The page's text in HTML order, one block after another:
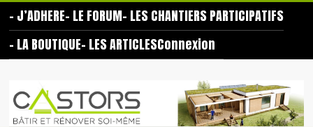
content
– J’ADHERE– LE FORUM– LES CHANTIERS PARTICIPATIFS
– LA BOUTIQUE– LES ARTICLESConnexion
Castors